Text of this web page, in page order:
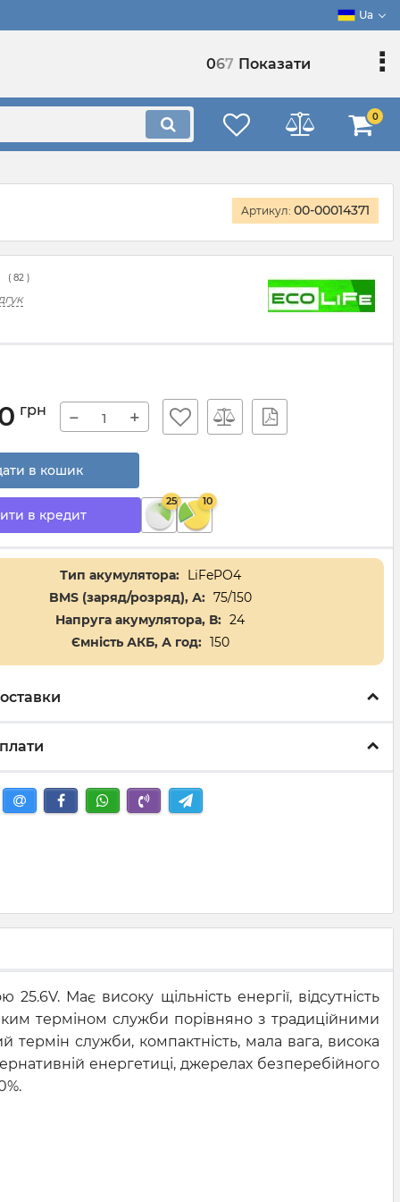
Ua
067 Показати
0
Артикул: 00-00014371
( 82 )
грн − +
в кошик
в кредит
25 10
Тип акумулятора: LiFePO4
BMS (заряд/розряд), А: 75/150
Напруга акумулятора, В: 24
Ємність АКБ, А год: 150
Має високу щільність енергії, відсутність
терміном служби порівняно з традиційними
служби, компактність, мала вага, висока
енергетиці, джерелах безперебійного